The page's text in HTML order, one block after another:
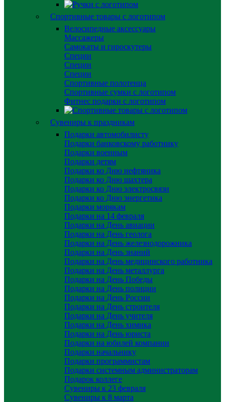
Спортивные товары с логотипом
Велосипедные аксессуары
Массажеры
Самокаты и гироскутеры
Специи
Специи
Специи
Спортивные полотенца
Спортивные сумки с логотипом
Фитнес подарки с логотипом
Сувениры к праздникам
Подарки автомобилисту
Подарки банковскому работнику
Подарки военным
Подарки детям
Подарки ко Дню нефтяника
Подарки ко Дню шахтера
Подарки ко Дню электросвязи
Подарки ко Дню энергетика
Подарки морякам
Подарки на 14 февраля
Подарки на День авиации
Подарки на День геолога
Подарки на День железнодорожника
Подарки на День знаний
Подарки на День медицинского работника
Подарки на День металлурга
Подарки на День Победы
Подарки на День полиции
Подарки на День России
Подарки на День строителя
Подарки на День учителя
Подарки на День химика
Подарки на День юриста
Подарки на юбилей компании
Подарки начальнику
Подарки программистам
Подарки системным администраторам
Подарок коллеге
Сувениры к 23 февраля
Сувениры к 8 марта